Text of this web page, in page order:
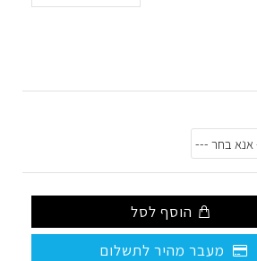
הוסף לסל
מעבר מהיר לתשלום